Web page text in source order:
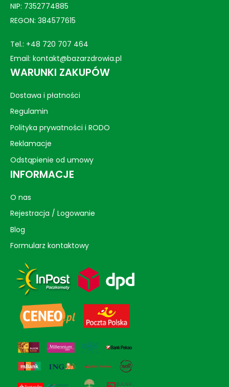
NIP: 7352774885
REGON: 384577615
Tel.: +48 720 707 464
Email: kontakt@bazarzdrowia.pl
WARUNKI ZAKUPÓW
Dostawa i płatności
Regulamin
Polityka prywatności i RODO
Reklamacje
Odstąpienie od umowy
INFORMACJE
O nas
Rejestracja / Logowanie
Blog
Formularz kontaktowy